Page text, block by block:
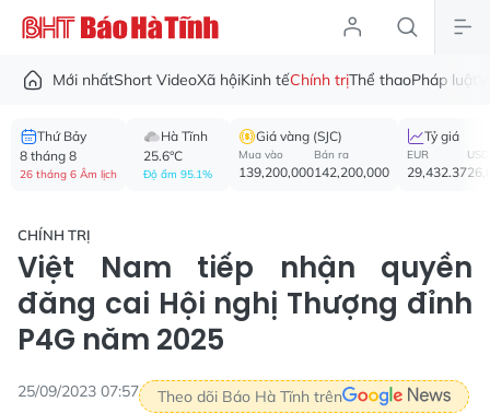
Mới nhấtShort VideoXã hộiKinh tếChính trịThể thaoPháp luật
Thứ Bảy
8 tháng 8
26 tháng 6 Âm lịch
Hà Tĩnh
25.6°C
Độ ẩm 95.1%
Giá vàng (SJC)
Mua vào
139,200,000
Bán ra
142,200,000
Tỷ giá
EUR
29,432.37
USD
CHÍNH TRỊ
Việt Nam tiếp nhận quyền
đăng cai Hội nghị Thượng đỉnh
P4G năm 2025
25/09/2023 07:57 Theo dõi Báo Hà Tĩnh trên